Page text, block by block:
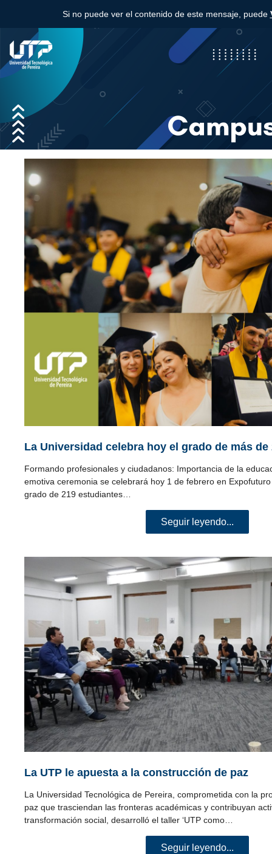
Si no puede ver el contenido de este mensaje, puede
La Universidad celebra hoy el grado de más
Formando profesionales y ciudadanos: Importancia de la
emotiva ceremonia se celebrará hoy 1 de febrero en
grado de 219 estudiantes…
Seguir leyendo...
La UTP le apuesta a la construcción de paz
La Universidad Tecnológica de Pereira, comprometida con la
paz que trasciendan las fronteras académicas y contribuyan
transformación social, desarrolló el taller ‘UTP como…
Seguir leyendo...